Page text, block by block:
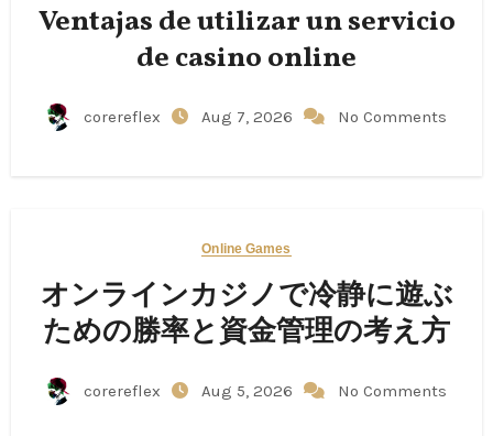
Ventajas de utilizar un servicio
de casino online
corereflex Aug 7, 2026 No Comments
Online Games
オンラインカジノで冷静に遊ぶ
ための勝率と資金管理の考え方
corereflex Aug 5, 2026 No Comments